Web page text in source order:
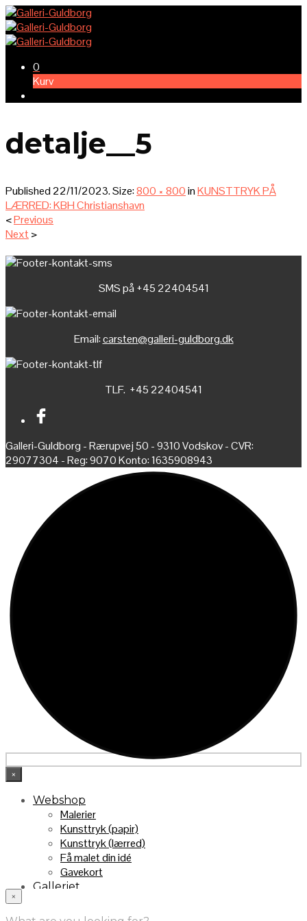
0
Kurv
detalje__5
Published22/11/2023. Size:800 × 800inKUNSTTRYK PÅ
LÆRRED: KBH Christianshavn
<Previous
Next>
SMS på +45 22404541
Email:carsten@galleri-guldborg.dk
TLF. +45 22404541
Galleri-Guldborg - Rærupvej 50 - 9310 Vodskov - CVR:
29077304 - Reg: 9070 Konto: 1635908943
×
Webshop
Malerier
Kunsttryk (papir)
Kunsttryk (lærred)
Få malet din idé
Gavekort
Galleriet
Handelsebetingelser
×